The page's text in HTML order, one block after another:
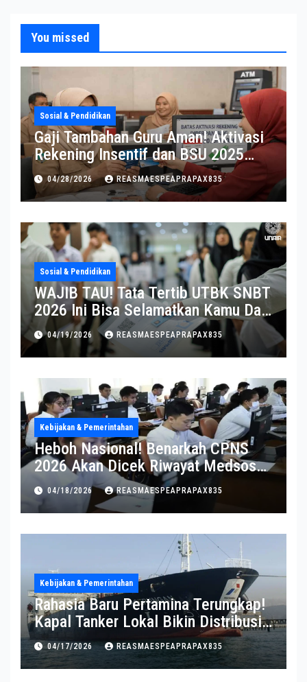
You missed
Sosial & Pendidikan
Gaji Tambahan Guru Aman! Aktivasi
Rekening Insentif dan BSU 2025
Diperpanjang
04/28/2026 REASMAESPEAPRAPAX835
Sosial & Pendidikan
WAJIB TAU! Tata Tertib UTBK SNBT
2026 Ini Bisa Selamatkan Kamu Dari
Diskualifikasi
04/19/2026 REASMAESPEAPRAPAX835
Kebijakan & Pemerintahan
Heboh Nasional! Benarkah CPNS
2026 Akan Dicek Riwayat Medsos?
Pernyataan BKN Bikin Heboh
04/18/2026 REASMAESPEAPRAPAX835
Kebijakan & Pemerintahan
Rahasia Baru Pertamina Terungkap!
Kapal Tanker Lokal Bikin Distribusi
RI Makin Kuat
04/17/2026 REASMAESPEAPRAPAX835